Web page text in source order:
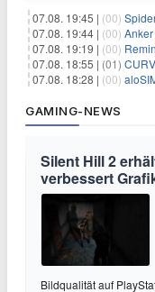
07.08. 19:45 | (00) Spider
07.08. 19:44 | (00) Anker
07.08. 19:19 | (00)
07.08. 18:55 | (01)
07.08. 18:28 | (00) aloSIM
GAMING-NEWS
Silent Hill 2
verbessert
Bildqualität auf